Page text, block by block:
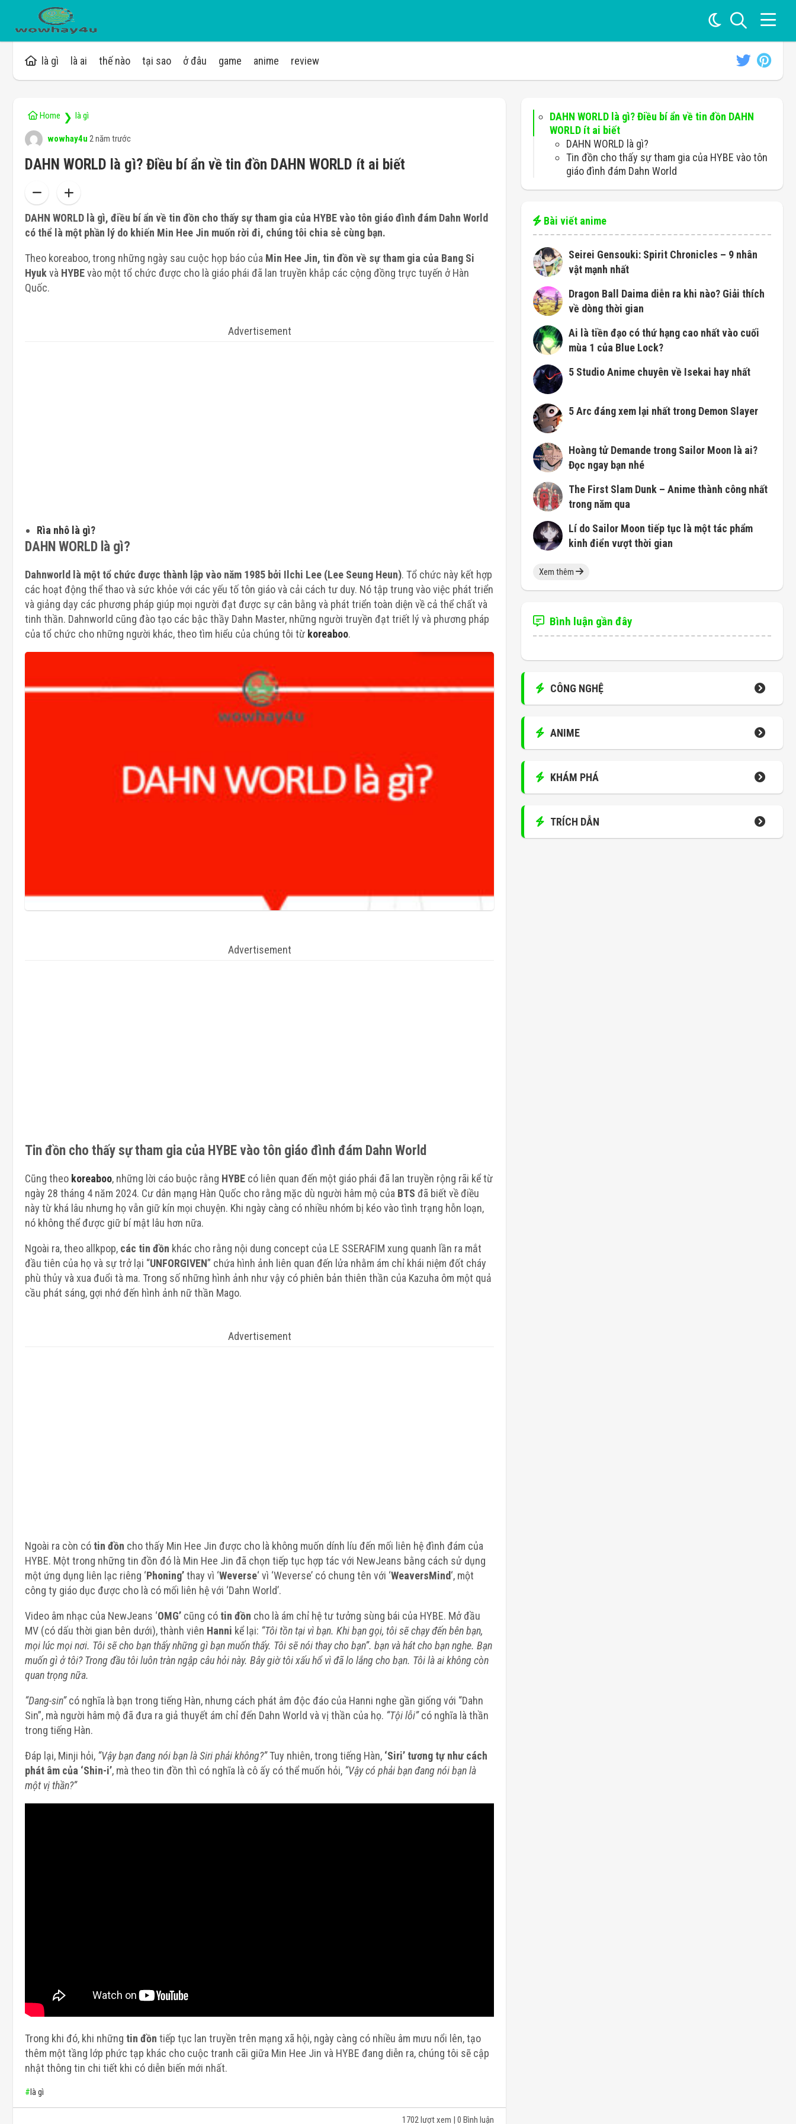
là gì là ai thế nào tại sao ở đâu game anime review
Home ❯ là gì
wowhay4u 2 năm trước
DAHN WORLD là gì? Điều bí ẩn về tin đồn DAHN WORLD ít ai biết
DAHN WORLD là gì, điều bí ẩn về tin đồn cho thấy sự tham gia của HYBE vào tôn giáo đình đám Dahn World
có thể là một phần lý do khiến Min Hee Jin muốn rời đi, chúng tôi chia sẻ cùng bạn.
Theo koreaboo, trong những ngày sau cuộc họp báo của Min Hee Jin, tin đồn về sự tham gia của Bang Si
Hyukvà HYBEvào một tổ chức được cho là giáo phái đã lan truyền khắp các cộng đồng trực tuyến ở Hàn
Quốc.
Advertisement
Rìa nhô là gì?
DAHN WORLD là gì?
Dahnworld là một tổ chức được thành lập vào năm 1985 bởi Ilchi Lee (Lee Seung Heun). Tổ chức này kết hợp
các hoạt động thể thao và sức khỏe với các yếu tố tôn giáo và cải cách tư duy. Nó tập trung vào việc phát triển
và giảng dạy các phương pháp giúp mọi người đạt được sự cân bằng và phát triển toàn diện về cả thể chất và
tinh thần. Dahnworld cũng đào tạo các bậc thầy Dahn Master, những người truyền đạt triết lý và phương pháp
của tổ chức cho những người khác, theo tìm hiểu của chúng tôi từ koreaboo.
Advertisement
Tin đồn cho thấy sự tham gia của HYBE vào tôn giáo đình đám Dahn World
Cũng theo koreaboo, những lời cáo buộc rằng HYBE có liên quan đến một giáo phái đã lan truyền rộng rãi kể từ
ngày 28 tháng 4 năm 2024. Cư dân mạng Hàn Quốc cho rằng mặc dù người hâm mộ của BTS đã biết về điều
này từ khá lâu nhưng họ vẫn giữ kín mọi chuyện. Khi ngày càng có nhiều nhóm bị kéo vào tình trạng hỗn loạn,
nó không thể được giữ bí mật lâu hơn nữa.
Ngoài ra, theo allkpop, các tin đồn khác cho rằng nội dung concept của LE SSERAFIM xung quanh lần ra mắt
đầu tiên của họ và sự trở lại “UNFORGIVEN” chứa hình ảnh liên quan đến lửa nhằm ám chỉ khái niệm đốt cháy
phù thủy và xua đuổi tà ma. Trong số những hình ảnh như vậy có phiên bản thiên thần của Kazuha ôm một quả
cầu phát sáng, gợi nhớ đến hình ảnh nữ thần Mago.
Advertisement
Ngoài ra còn có tin đồn cho thấy Min Hee Jin được cho là không muốn dính líu đến mối liên hệ đình đám của
HYBE. Một trong những tin đồn đó là Min Hee Jin đã chọn tiếp tục hợp tác với NewJeans bằng cách sử dụng
một ứng dụng liên lạc riêng ‘Phoning’thay vì ‘Weverse‘ vì ‘Weverse’ có chung tên với ‘WeaversMind‘, một
công ty giáo dục được cho là có mối liên hệ với ‘Dahn World’.
Video âm nhạc của NewJeans ‘OMG’ cũng có tin đồn cho là ám chỉ hệ tư tưởng sùng bái của HYBE. Mở đầu
MV (có dấu thời gian bên dưới), thành viên Hanni kể lại: “Tôi tồn tại vì bạn. Khi bạn gọi, tôi sẽ chạy đến bên bạn,
mọi lúc mọi nơi. Tôi sẽ cho bạn thấy những gì bạn muốn thấy. Tôi sẽ nói thay cho bạn”. bạn và hát cho bạn nghe. Bạn
muốn gì ở tôi? Trong đầu tôi luôn tràn ngập câu hỏi này. Bây giờ tôi xấu hổ vì đã lo lắng cho bạn. Tôi là ai không còn
quan trọng nữa.
“Dang-sin”có nghĩa là bạn trong tiếng Hàn, nhưng cách phát âm độc đáo của Hanni nghe gần giống với “Dahn
Sin”, mà người hâm mộ đã đưa ra giả thuyết ám chỉ đến Dahn World và vị thần của họ. “Tội lỗi”có nghĩa là thần
trong tiếng Hàn.
Đáp lại, Minji hỏi, “Vậy bạn đang nói bạn là Siri phải không?”Tuy nhiên, trong tiếng Hàn, ‘Siri’ tương tự như cách
phát âm của ‘Shin-i’, mà theo tin đồn thì có nghĩa là cô ấy có thể muốn hỏi, “Vậy có phải bạn đang nói bạn là
một vị thần?”
Trong khi đó, khi những tin đồn tiếp tục lan truyền trên mạng xã hội, ngày càng có nhiều âm mưu nổi lên, tạo
thêm một tầng lớp phức tạp khác cho cuộc tranh cãi giữa Min Hee Jin và HYBE đang diễn ra, chúng tôi sẽ cập
nhật thông tin chi tiết khi có diễn biến mới nhất.
#là gì
1702 lượt xem | 0 Bình luận
DAHN WORLD là gì? Điều bí ẩn về tin đồn DAHN
WORLD ít ai biết
DAHN WORLD là gì?
Tin đồn cho thấy sự tham gia của HYBE vào tôn
giáo đình đám Dahn World
Bài viết anime
Seirei Gensouki: Spirit Chronicles – 9 nhân
vật mạnh nhất
Dragon Ball Daima diễn ra khi nào? Giải thích
về dòng thời gian
Ai là tiền đạo có thứ hạng cao nhất vào cuối
mùa 1 của Blue Lock?
5 Studio Anime chuyên về Isekai hay nhất
5 Arc đáng xem lại nhất trong Demon Slayer
Hoàng tử Demande trong Sailor Moon là ai?
Đọc ngay bạn nhé
The First Slam Dunk – Anime thành công nhất
trong năm qua
Lí do Sailor Moon tiếp tục là một tác phẩm
kinh điển vượt thời gian
Xem thêm
Bình luận gần đây
CÔNG NGHỆ
ANIME
KHÁM PHÁ
TRÍCH DẪN